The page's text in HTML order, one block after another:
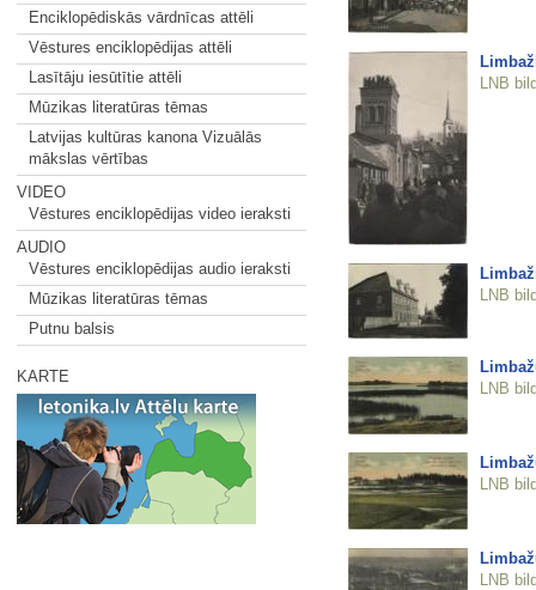
Enciklopēdiskās vārdnīcas attēli
Vēstures enciklopēdijas attēli
Lasītāju iesūtītie attēli
Mūzikas literatūras tēmas
Latvijas kultūras kanona Vizuālās
mākslas vērtības
VIDEO
Vēstures enciklopēdijas video ieraksti
AUDIO
Vēstures enciklopēdijas audio ieraksti
Mūzikas literatūras tēmas
Putnu balsis
KARTE
LNB
LNB
LNB
LNB
LNB